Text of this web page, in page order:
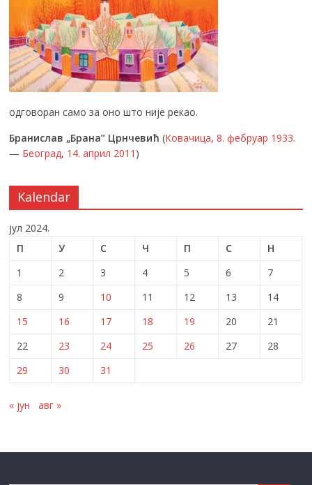
одговоран само за оно што није рекао.
Бранислав „Брана” Црнчевић (Ковачица,8. фебруар 1933.
— Београд, 14. април 2011 )
Kalendar
јул 2024.
П
У С Ч П С
Н
1
2 3 4 5 6
7
8
9 10 11 12 13
14
15
16 17 18 19 20
21
22
23 24 25 26 27
28
29
30 31
« јун авг »